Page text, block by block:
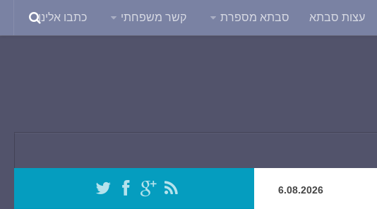
עצות סבתא סבתא מספרת קשר משפחתי כתבו אלינו
6.08.2026